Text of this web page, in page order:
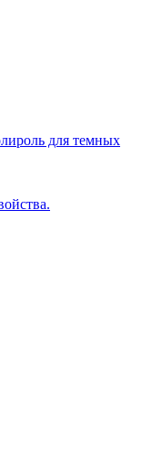
для темных